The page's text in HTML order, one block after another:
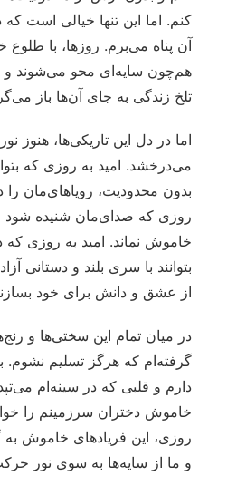
کنم. اما این تنها خیالی است
آن پناه می‌برم. روزها، با طلوع
هم‌چون سایه‌ای محو می‌شوند
تلخ زندگی به جای آن‌ها باز
اما در دل این تاریکی‌ها، هنوز
می‌درخشد. امید به روزی که
بدون محدودیت، رویاهای‌مان را
روزی که صدای‌مان شنیده شود
خاموش نماند. امید به روزی که
بتوانند با سری بلند و دستانی
از عشق و دانش برای خود
در میان تمام این سختی‌ها و
گرفته‌ام که هرگز تسلیم
دارم و قلبی که در سینه‌ام
خاموش دختران سرزمینم را
روزی، این فریادهای خاموش
و ما از سایه‌ها به سوی نور